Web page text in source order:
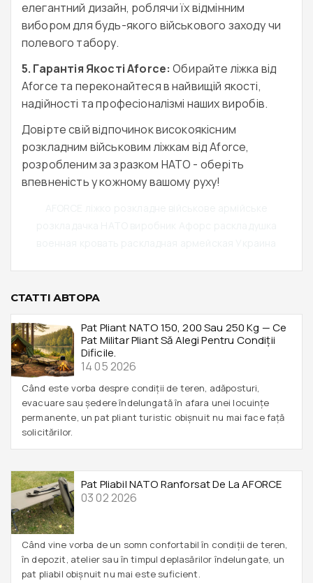
елегантний дизайн, роблячи їх відмінним
вибором для будь-якого військового заходу чи
полевого табору.
5. Гарантія Якості Aforce: Обирайте ліжка від
Aforce та переконайтеся в найвищій якості,
надійності та професіоналізмі наших виробів.
Довірте свій відпочинок високоякісним
розкладним військовим ліжкам від Aforce,
розробленим за зразком НАТО - оберіть
впевненість у кожному вашому руху!
СТАТТІ АВТОРА
Pat Pliant NATO 150, 200 Sau 250 Kg — Ce
Pat Militar Pliant Să Alegi Pentru Condiții
Dificile.
14 05 2026
Când este vorba despre condiții de teren, adăposturi,
evacuare sau ședere îndelungată în afara unei locuințe
permanente, un pat pliant turistic obișnuit nu mai face față
solicitărilor.
Pat Pliabil NATO Ranforsat De La AFORCE
03 02 2026
Când vine vorba de un somn confortabil în condiții de teren,
în depozit, atelier sau în timpul deplasărilor îndelungate, un
pat pliabil obișnuit nu mai este suficient.